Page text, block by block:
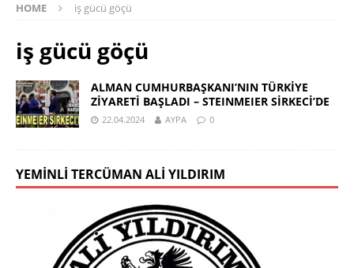
HOME iş gücü göçü
iş gücü göçü
ALMAN CUMHURBAŞKANI’NIN TÜRKİYE
ZİYARETİ BAŞLADI – STEINMEIER SİRKECİ’DE
22.04.2024 AYPA 0
YEMINLI TERCÜMAN ALI YILDIRIM